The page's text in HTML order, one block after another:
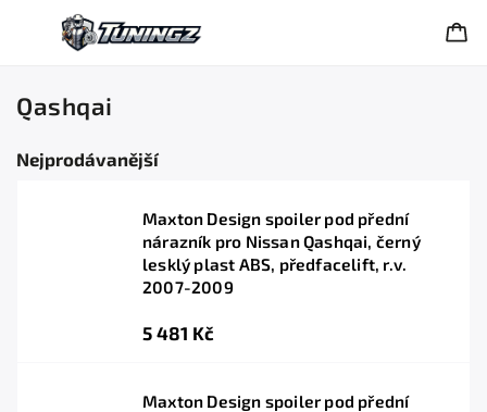
Qashqai
Nejprodávanější
Maxton Design spoiler pod přední
nárazník pro Nissan Qashqai, černý
lesklý plast ABS, předfacelift, r.v.
2007-2009
5 481 Kč
Maxton Design spoiler pod přední